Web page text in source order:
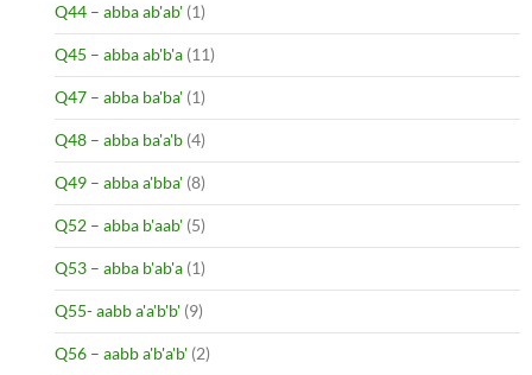
Q44 – abba ab'ab' (1)
Q45 – abba ab'b'a (11)
Q47 – abba ba'ba' (1)
Q48 – abba ba'a'b (4)
Q49 – abba a'bba' (8)
Q52 – abba b'aab' (5)
Q53 – abba b'ab'a (1)
Q55- aabb a'a'b'b' (9)
Q56 – aabb a'b'a'b' (2)